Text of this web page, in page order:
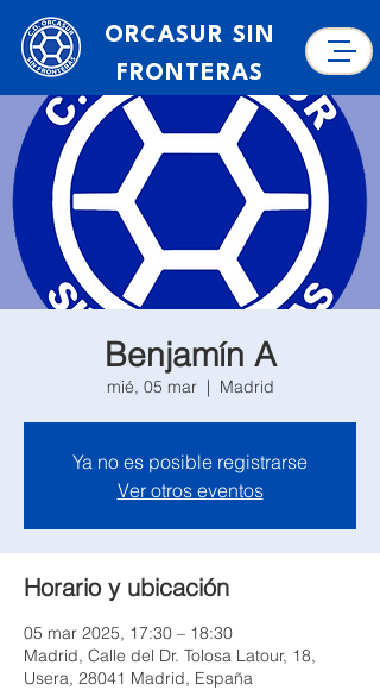
ORCASUR SIN
FRONTERAS
Benjamín A
mié, 05 mar
  |
Madrid
Ya no es posible registrarse
Ver otros eventos
Horario y ubicación
05 mar 2025, 17:30 – 18:30
Madrid, Calle del Dr. Tolosa Latour, 18,
Usera, 28041 Madrid, España